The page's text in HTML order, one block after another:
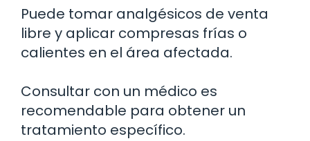
Puede tomar analgésicos de venta
libre y aplicar compresas frías o
calientes en el área afectada.
Consultar con un médico es
recomendable para obtener un
tratamiento específico.